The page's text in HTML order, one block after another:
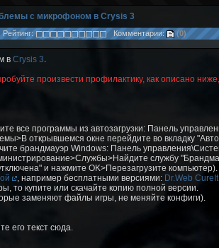
с микрофоном в Crysis 3
Комментарии: (0)
в Crysis 3
произвести профилактику, как описано
все программы из автозагрузки: Панель
открывшемся окне перейдите во вкладку
брандмауэр Windows: Панель
службу
и нажмите OK>Перезагрузите компьютер).
, например бесплатными версиями: Dr.Web
то купите или скачайте копию полной версии.
заменяют файлы игры, не меняйте конфиги).
его текст сюда.